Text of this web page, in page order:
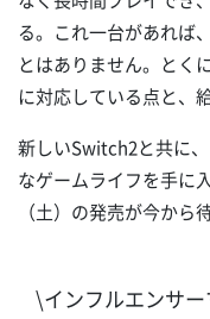
る。これ一台があれば
とはありません。とく
に対応している点と、
新しいSwitch2と共に
なゲームライフを手に
（土）の発売が今から
\インフルエンサ